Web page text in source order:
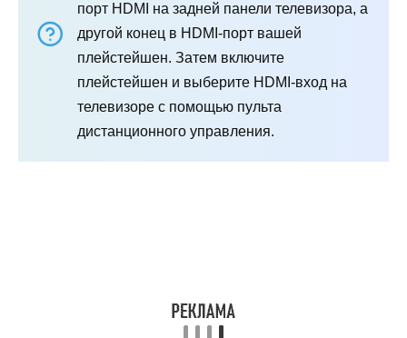
порт HDMI на задней панели телевизора, а
другой конец в HDMI-порт вашей
плейстейшен. Затем включите
плейстейшен и выберите HDMI-вход на
телевизоре с помощью пульта
дистанционного управления.